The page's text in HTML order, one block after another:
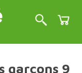
garçons 9